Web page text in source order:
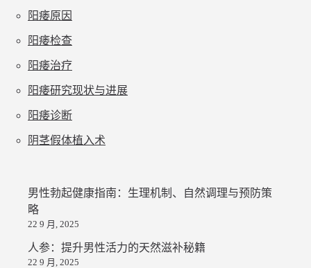
阳痿原因
阳痿检查
阳痿治疗
阳痿研究现状与进展
阳痿诊断
阴茎假体植入术
男性勃起健康指南：生理机制、自然调理与预防策
略
22 9 月, 2025
人参：提升男性活力的天然滋补秘籍
22 9 月, 2025